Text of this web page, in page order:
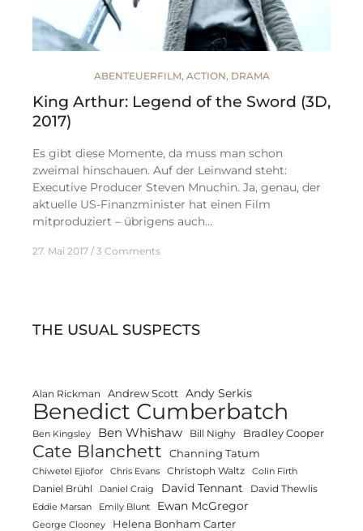
ABENTEUERFILM, ACTION, DRAMA
King Arthur: Legend of the Sword (3D,
2017)
Es gibt diese Momente, da muss man schon
zweimal hinschauen. Auf der Leinwand steht:
Executive Producer Steven Mnuchin. Ja, genau, der
aktuelle US-Finanzminister hat einen Film
mitproduziert – übrigens auch…
27. Mai 2017 3 Comments
THE USUAL SUSPECTS
Alan Rickman Andrew Scott Andy Serkis
Benedict Cumberbatch
Ben Kingsley Ben Whishaw Bill Nighy Bradley Cooper
Cate Blanchett Channing Tatum
Chiwetel Ejiofor Chris Evans Christoph Waltz Colin Firth
Daniel Brühl Daniel Craig David Tennant David Thewlis
Eddie Marsan Emily Blunt Ewan McGregor
George Clooney Helena Bonham Carter